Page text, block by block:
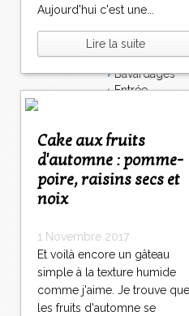
Aujourd'hui c'est une...
Lire la suite
Cake aux fruits
d'automne : pomme-
poire, raisins secs et
noix
1 Novembre 2017
Et voilà encore un gâteau
simple à la texture humide
comme j'aime. Je trouve que
les fruits d'automne se
l
Dessert
Plat
Bavardages
Entrée
Apéritif
Fromage
Italie
Viande
Fruits
Soupe
Fêtes
Poisson